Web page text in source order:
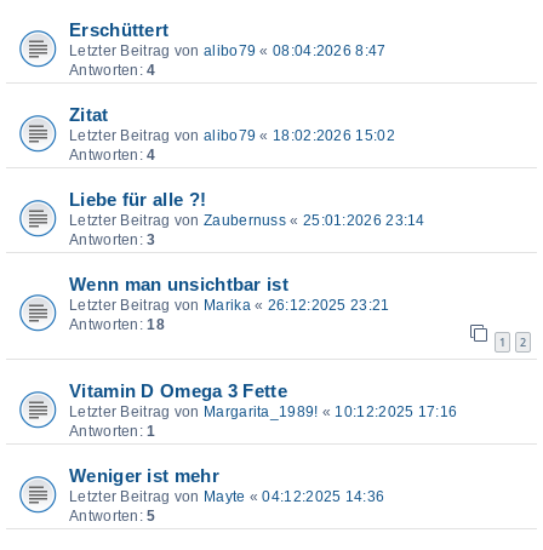
Erschüttert
Letzter Beitrag von alibo79 «08:04:2026 8:47
Antworten:4
Zitat
Letzter Beitrag von alibo79 « 18:02:2026 15:02
Antworten:4
Liebe für alle ?!
Letzter Beitrag von Zaubernuss « 25:01:2026 23:14
Antworten:3
Wenn man unsichtbar ist
Letzter Beitrag von Marika« 26:12:2025 23:21
Antworten:18
1 2
Vitamin D Omega 3 Fette
Letzter Beitrag von Margarita_1989! « 10:12:2025 17:16
Antworten:1
Weniger ist mehr
Letzter Beitrag von Mayte «04:12:2025 14:36
Antworten:5